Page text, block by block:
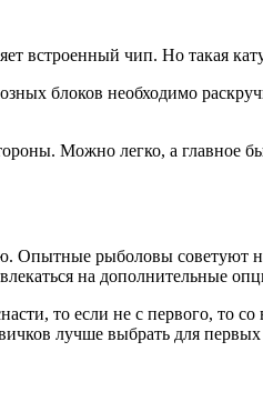
встроенный чип. Но такая
блоков необходимо
Можно легко, а главное
Опытные рыболовы советуют
на дополнительные
то если не с первого, то со
лучше выбрать для